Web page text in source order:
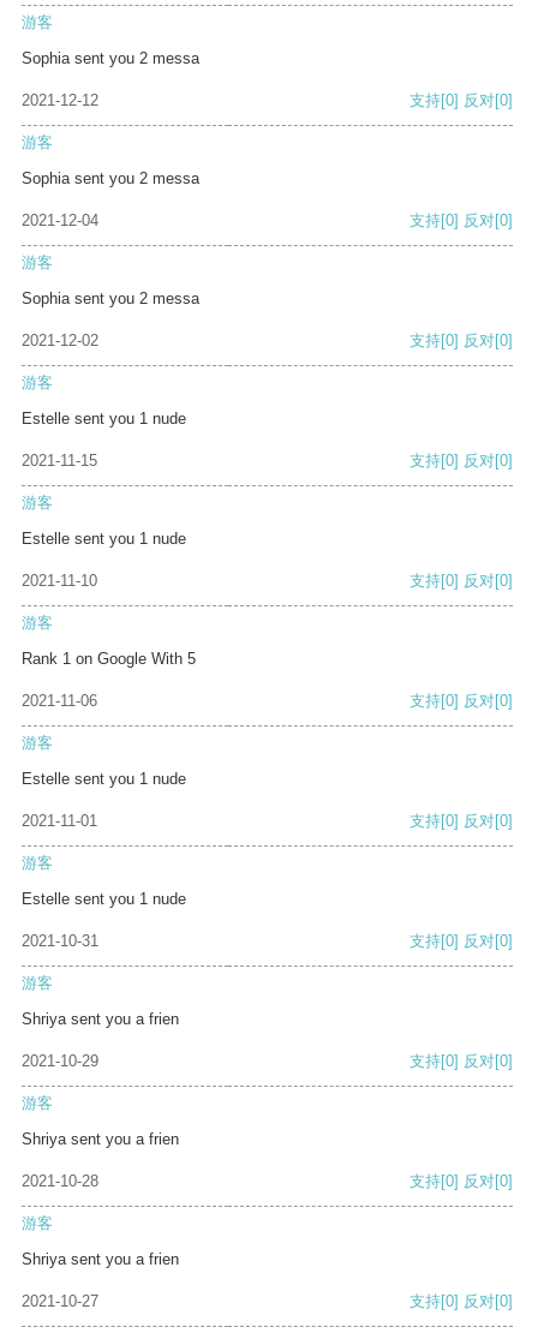
游客
Sophia sent you 2 messa
2021-12-12 支持[0] 反对[0]
游客
Sophia sent you 2 messa
2021-12-04 支持[0] 反对[0]
游客
Sophia sent you 2 messa
2021-12-02 支持[0] 反对[0]
游客
Estelle sent you 1 nude
2021-11-15 支持[0] 反对[0]
游客
Estelle sent you 1 nude
2021-11-10 支持[0] 反对[0]
游客
Rank 1 on Google With 5
2021-11-06 支持[0] 反对[0]
游客
Estelle sent you 1 nude
2021-11-01 支持[0] 反对[0]
游客
Estelle sent you 1 nude
2021-10-31 支持[0] 反对[0]
游客
Shriya sent you a frien
2021-10-29 支持[0] 反对[0]
游客
Shriya sent you a frien
2021-10-28 支持[0] 反对[0]
游客
Shriya sent you a frien
2021-10-27 支持[0] 反对[0]